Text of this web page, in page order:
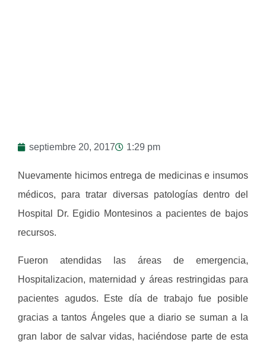
septiembre 20, 2017 1:29 pm
Nuevamente hicimos entrega de medicinas e insumos
médicos, para tratar diversas patologías dentro del
Hospital Dr. Egidio Montesinos a pacientes de bajos
recursos.
Fueron atendidas las áreas de emergencia,
Hospitalizacion, maternidad y áreas restringidas para
pacientes agudos. Este día de trabajo fue posible
gracias a tantos Ángeles que a diario se suman a la
‎gran labor de salvar vidas, haciéndose parte de esta